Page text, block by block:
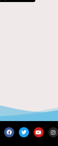
F
a
c
T
w
i
Y
o
u
I
n
s